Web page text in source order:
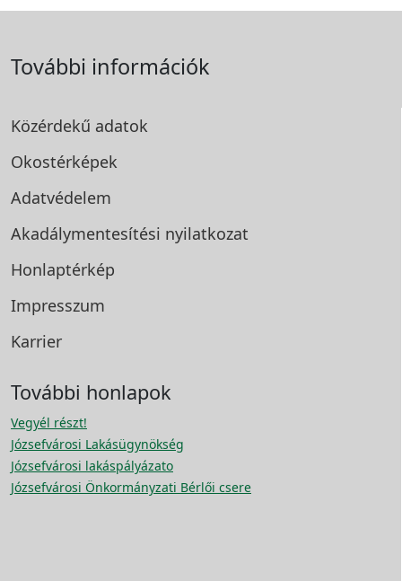
További információk
Közérdekű adatok
Okostérképek
Adatvédelem
Akadálymentesítési nyilatkozat
Honlaptérkép
Impresszum
Karrier
További honlapok
Vegyél részt!
Józsefvárosi Lakásügynökség
Józsefvárosi lakáspályázato
Józsefvárosi Önkormányzati Bérlői csere